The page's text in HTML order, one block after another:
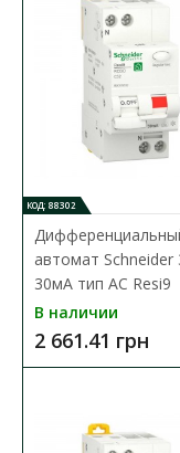
Автоматический
2 574.62 грн
КОД: 88302
автомат Schneider
30мА тип АC Resi9
В наличии
2 661.41 грн